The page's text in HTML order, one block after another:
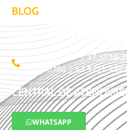
BLOG
TELEVENDAS / COTAÇÃO
11 3509-9987 | 47
3441-0780 | 54 3771-2422
CENTRAL DE
WHATSAPP